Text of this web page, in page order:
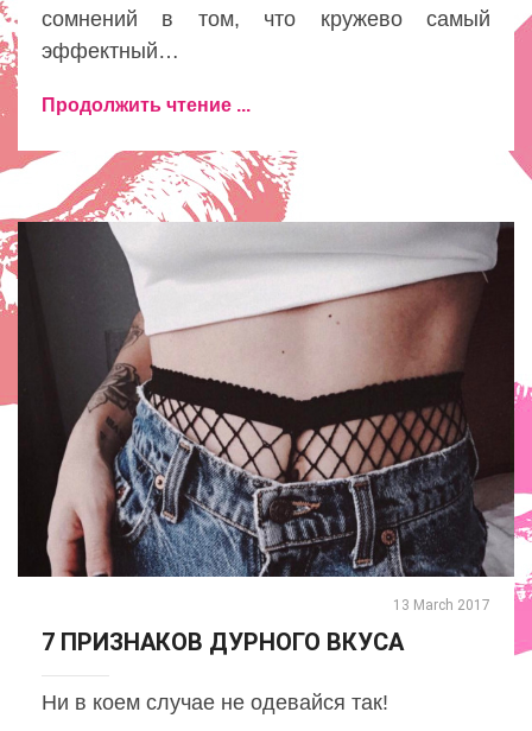
сомнений в том, что кружево самый
эффектный…
Продолжить чтение ...
13 March 2017
7 ПРИЗНАКОВ ДУРНОГО ВКУСА
Ни в коем случае не одевайся так!